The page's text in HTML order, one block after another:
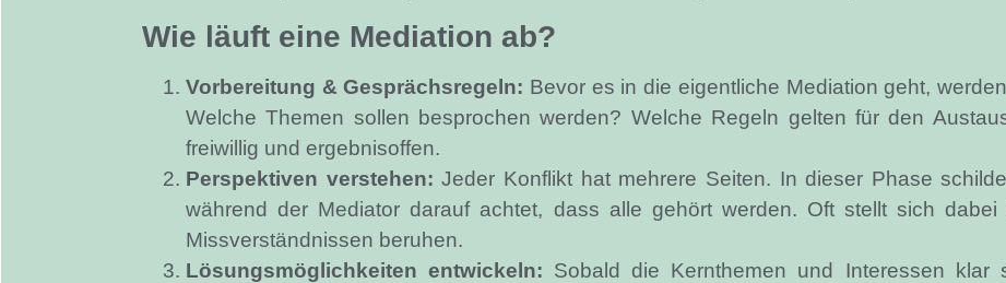
Wie läuft eine Mediation ab?
Vorbereitung & Gesprächsregeln: Bevor es in die eigentliche Mediation geht,
Welche Themen sollen besprochen werden? Welche Regeln gelten für den
freiwillig und ergebnisoffen.
Perspektiven verstehen: Jeder Konflikt hat mehrere Seiten. In dieser Phase
während der Mediator darauf achtet, dass alle gehört werden. Oft stellt sich
Missverständnissen beruhen.
Lösungsmöglichkeiten entwickeln: Sobald die Kernthemen und Interessen klar